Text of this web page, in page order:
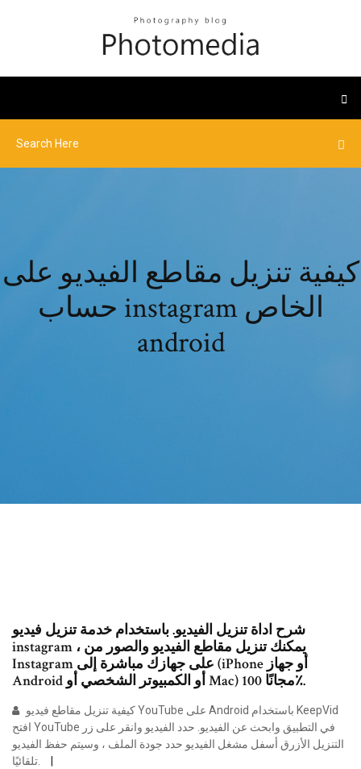
كيفية تنزيل مقاطع الفيديو على
حساب instagram الخاص
android
شرح اداة تنزيل الفيديو. باستخدام خدمة تنزيل فيديو
instagram ، يمكنك تنزيل مقاطع الفيديو والصور من
Instagram على جهازك مباشرة إلى (iPhone أو جهاز
Android أو الكمبيوتر الشخصي أو Mac) مجانًا 100٪.
افتح YouTube في التطبيق وابحث عن الفيديو. حدد الفيديو وانقر على زر
التنزيل الأزرق أسفل مشغل الفيديو حدد جودة الملف ، وسيتم حفظ الفيديو
تلقائيًا.